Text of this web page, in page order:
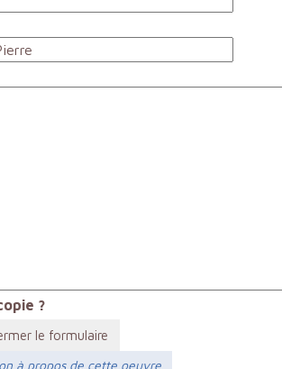
?
le formulaire
à propos de cette oeuvre